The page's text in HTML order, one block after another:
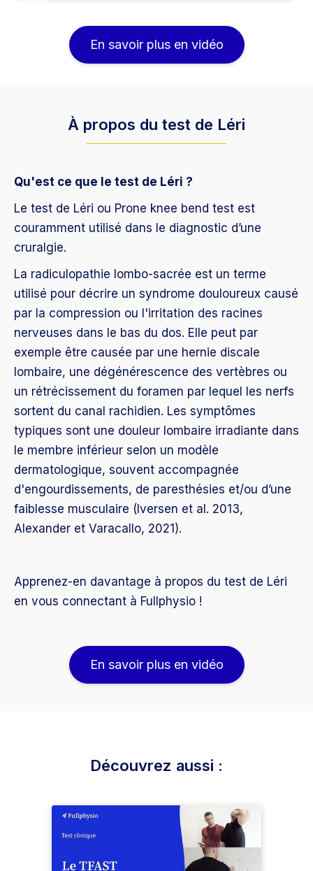
En savoir plus en vidéo
À propos du test de Léri
Qu'est ce que le test de Léri ?
Le test de Léri ou Prone knee bend test est
couramment utilisé dans le diagnostic d’une
cruralgie.
La radiculopathie lombo-sacrée est un terme
utilisé pour décrire un syndrome douloureux causé
par la compression ou l'irritation des racines
nerveuses dans le bas du dos. Elle peut par
exemple être causée par une hernie discale
lombaire, une dégénérescence des vertèbres ou
un rétrécissement du foramen par lequel les nerfs
sortent du canal rachidien. Les symptômes
typiques sont une douleur lombaire irradiante dans
le membre inférieur selon un modèle
dermatologique, souvent accompagnée
d'engourdissements, de paresthésies et/ou d’une
faiblesse musculaire (Iversen et al. 2013,
Alexander et Varacallo, 2021).
Apprenez-en davantage à propos du test de Léri
en vous connectant à Fullphysio !
En savoir plus en vidéo
Découvrez aussi :